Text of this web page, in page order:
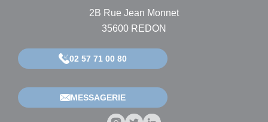
2B Rue Jean Monnet
35600 REDON
02 57 71 00 80
MESSAGERIE